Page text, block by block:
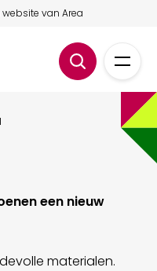
website van Area
een nieuw
materialen.